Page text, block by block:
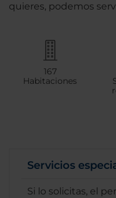
quieres, podemos
167
Habitaciones
Servicios
Si lo solicitas, el